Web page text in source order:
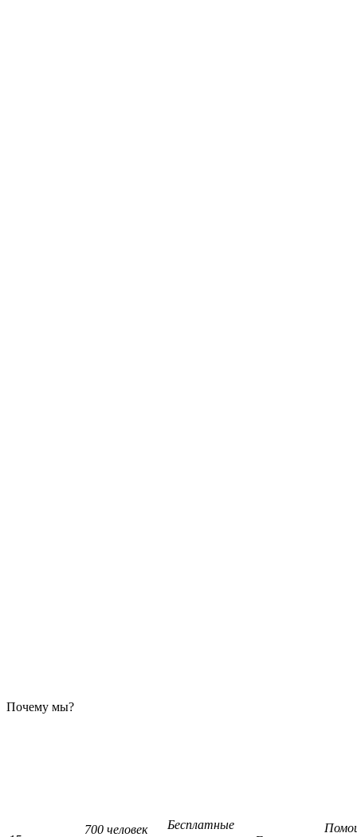
Почему мы?
700 человек
Бесплатные